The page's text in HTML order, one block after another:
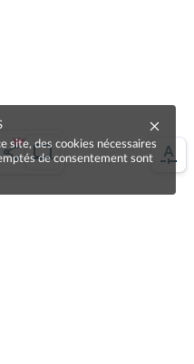
site, des cookies nécessaires
de consentement sont